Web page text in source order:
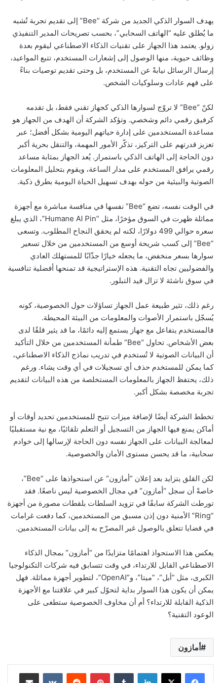
يهدف السوار الذكي الجديد من شركة “Bee” إلى تقديم تجربة تُشبه
ما يُطلق عليه “الهاتف السحابي”، بحسب تصريحات المدير التنفيذي
زولو. يعتمد هذا الجهاز على تقنيات الذكاء الاصطناعي ليقوم بعدة
وظائف حيوية، منها الوصول إلى إشعارات المستخدم، تتبع المواعيد،
إرسال الرسائل نيابةً عن المستخدم، بل وحتى تقديم توصيات بناءً
على فهم عادات وسلوكيات الشخص.
لكنّ “Bee” لا تروّج لسوارها الذكي كجهاز تقني فقط، بل تقدمه
كرفيق رقمي دائم وشخصي. وتؤكد الشركة أن الهدف من الجهاز هو
مساعدة المستخدمين على إدارة حياتهم اليومية بشكل أفضل؛ عبر
تعزيز قدرتهم على التركيز، تذكّر الأمور المهمة، والتنقل بحرية أكبر
دون الحاجة إلى الهاتف الذكي باستمرار. يُعد الجهاز بمثابة مساعد
رقمي يرافق المستخدم على مدار الساعة، ويقوم بتحليل المعلومات
الصوتية والبيئية من حوله بهدف تسهيل الحياة اليومية بطرق ذكية.
في الوقت نفسه، تضع “Bee” نفسها في منافسة مباشرة مع أجهزة
مماثلة ظهرت في السوق مؤخرًا، مثل “Humane AI Pin”، الذي يبلغ
سعره حوالي 499 دولارًا، لكنه لم يحقق النجاح المطلوب. وتسعى
“Bee” إلى كسب شريحة أوسع من المستخدمين من خلال تسعير
سوارها بسعر منخفض، ما يجعله خيارًا جذّابًا للمستهلك العادي
والفضوليين تجاه التقنية. هذه الإستراتيجية قد تمنحها أفضلية تنافسية
في سوق ناشئة لا تزال قيد التبلور.
رغم ذلك، تثير طبيعة عمل الجهاز تساؤلات حول الخصوصية، كونه
يُسجّل باستمرار الأصوات والمعلومات من البيئة المحيطة.
فالمستخدم يتفاعل مع جهاز يستمع إليه دائمًا، ما قد يثير قلقًا لدى
بعض الأشخاص. تحاول “Bee” طمأنة المستخدمين من خلال التأكيد
أن البيانات الصوتية لا تُستخدم في تدريب نماذج الذكاء الاصطناعي،
كما يمكن للمستخدم حذف أي تسجيلات في أي وقت يشاء. ورغم
ذلك، يحتفظ الجهاز بالمعلومات المستخلصة من هذه البيانات لتقديم
تجربة مخصصة بشكل أكبر.
تخطط الشركة أيضًا لإضافة ميزات تتيح للمستخدمين تحديد أوقات أو
أماكن يمنع فيها الجهاز من التسجيل أو التعلم تلقائيًا، مع نية مستقبليًا
لمعالجة البيانات على الجهاز نفسه دون الحاجة لإرسالها إلى خوادم
سحابية، ما قد يحسن مستوى الأمان والخصوصية.
لكن القلق يتزايد بعد إعلان “أمازون” عن استحواذها على “Bee”،
خاصةً أن سجل “أمازون” في مجال الخصوصية ليس ناصعًا. فقد
تورطت الشركة سابقًا في تزويد السلطات بلقطات مصورة من أجهزة
“Ring” الأمنية دون إذن مسبق من المستخدمين، كما دفعت غرامات
في قضايا تتعلق بالوصول غير المصرّح به إلى بيانات المستخدمين.
يعكس هذا الاستحواذ اهتمامًا متزايدًا من “أمازون” بمجال الذكاء
الاصطناعي القابل للارتداء، في وقت تتسابق فيه شركات التكنولوجيا
الكبرى، مثل “أبل”، “ميتا”، و”OpenAI”، لتطوير أجهزة مماثلة. فهل
يمكن أن يكون هذا السوار بداية لتحوّل كبير في علاقتنا مع الأجهزة
الذكية القابلة للارتداء؟ أم أن مخاوف الخصوصية ستطغى على
الوعود التقنية؟
أمازون
لينكدإن بينتيريست مشاركة عبر البريد